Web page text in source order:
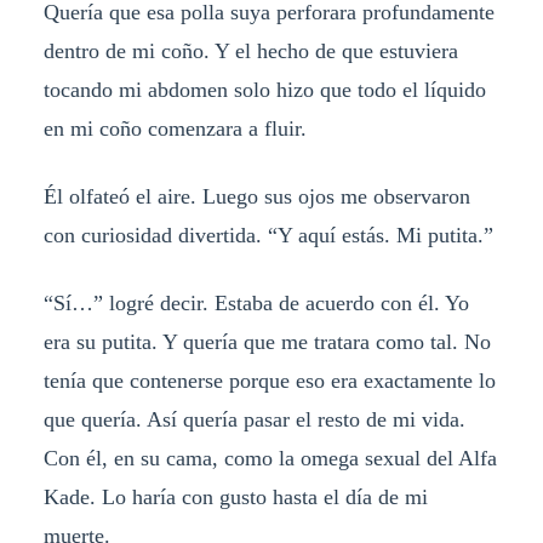
Quería que esa polla suya perforara profundamente
dentro de mi coño. Y el hecho de que estuviera
tocando mi abdomen solo hizo que todo el líquido
en mi coño comenzara a fluir.
Él olfateó el aire. Luego sus ojos me observaron
con curiosidad divertida. “Y aquí estás. Mi putita.”
“Sí…” logré decir. Estaba de acuerdo con él. Yo
era su putita. Y quería que me tratara como tal. No
tenía que contenerse porque eso era exactamente lo
que quería. Así quería pasar el resto de mi vida.
Con él, en su cama, como la omega sexual del Alfa
Kade. Lo haría con gusto hasta el día de mi
muerte.